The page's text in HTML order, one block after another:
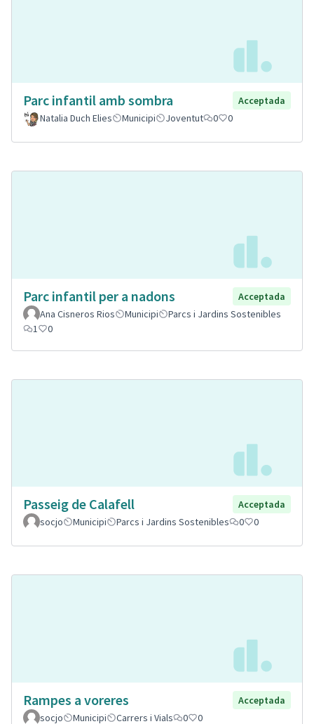
Parc infantil amb sombra
Acceptada
Natalia Duch Elies
Municipi Joventut 0 0
Parc infantil per a nadons
Acceptada
Ana Cisneros Rios
Municipi
Parcs i Jardins Sostenibles
1
0
Passeig de Calafell
Acceptada
socjo
Municipi Parcs i Jardins Sostenibles 0 0
Rampes a voreres
Acceptada
socjo
Municipi Carrers i Vials 0 0